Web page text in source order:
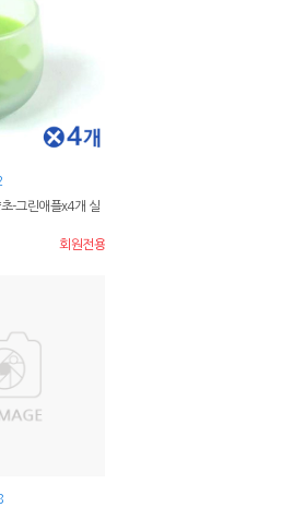
-그린애플x4개 실
회원전용